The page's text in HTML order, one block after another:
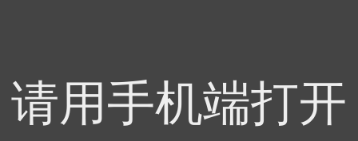
请用手机端打开